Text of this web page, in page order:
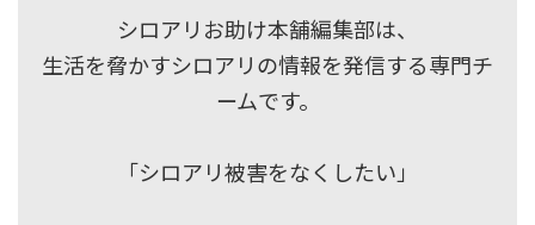
シロアリお助け本舗編集部は、
生活を脅かすシロアリの情報を発信する専門チ
ームです。
「シロアリ被害をなくしたい」